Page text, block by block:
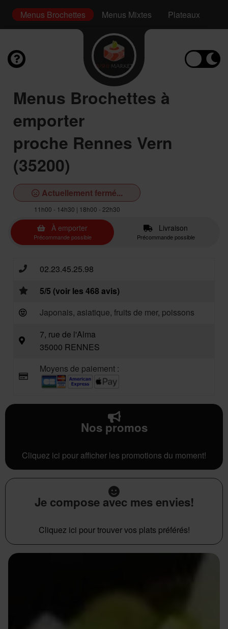
Menus Brochettes Menus Mixtes Plateaux
Menus Brochettes à
emporter
proche Rennes Vern
(35200)
Actuellement fermé...
11h00 - 14h30 | 18h00 - 22h30
À emporter
Précommande possible
Livraison
Précommande possible
02.23.45.25.98
5/5 (voir les 468 avis)
Japonais, asiatique, fruits de mer, poissons
7, rue de l'Alma
35000 RENNES
Moyens de paiement :
Nos promos
Cliquez ici pour afficher les promotions du moment!
Je compose avec mes envies!
Cliquez ici pour trouver vos plats préférés!